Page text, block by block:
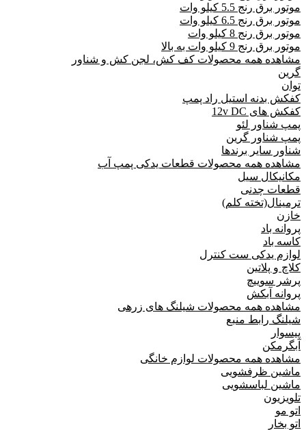
موتور برق رنج 5.5 کیلو وات
موتور برق رنج 6.5 کیلو وات
موتور برق رنج 8 کیلو وات
موتور برق رنج 9 کیلو وات به بالا
مشاهده همه محصولات کف کش، لجن کش و شناور
گرین
توان
کفکش بدنه استیل راد پمپ
کفکش های 12v DC
پمپ شناور لئو
پمپ شناور گرین
شناور سایر برندها
مشاهده همه محصولات قطعات یدکی پمپ آب
مکانیکال سیل
قطعات چدنی
ترمینال(تخته کلم)
خازن
پروانه باد
کاسه باد
لوازم یدکی ست کنترل
کلاچ و پلاتین
پرشر سوییچ
پروانه آبکش
مشاهده همه محصولات شیلنگ های زرهی
شیلنگ رابط منبع
پیسوار
آبگرمکن
مشاهده همه محصولات لوازم خانگی
ماشین ظرفشویی
ماشین لباسشویی
تلویزیون
اتو مو
اتو بخار